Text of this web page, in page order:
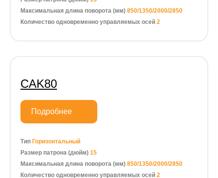
Максимальная длина поворота (мм) 850/1350/2000/2850
Количество одновременно управляемых осей 2
CAK80
Подробнее
Тип Горизонтальный
Размер патрона (дюйм) 15
Максимальная длина поворота (мм) 850/1350/2000/2850
Количество одновременно управляемых осей 2